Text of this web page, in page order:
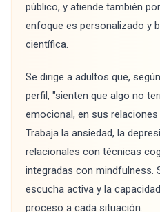
público, y atiende también
enfoque es personalizado y
científica.
Se dirige a adultos que,
perfil, "sienten que algo no
emocional, en sus
Trabaja la ansiedad, la
relacionales con técnicas
integradas con mindfulness.
escucha activa y la
proceso a cada situación.